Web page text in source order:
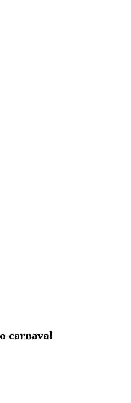
carnaval